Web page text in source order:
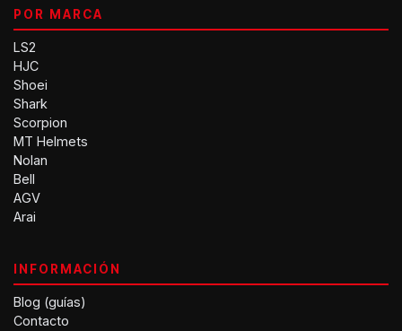
POR MARCA
LS2
HJC
Shoei
Shark
Scorpion
MT Helmets
Nolan
Bell
AGV
Arai
INFORMACIÓN
Blog (guías)
Contacto